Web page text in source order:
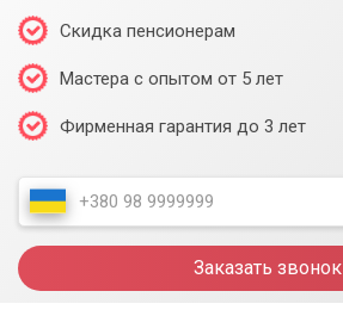
Скидка пенсионерам
Мастера с опытом от 5 лет
Фирменная гарантия до 3 лет
Заказать звонок